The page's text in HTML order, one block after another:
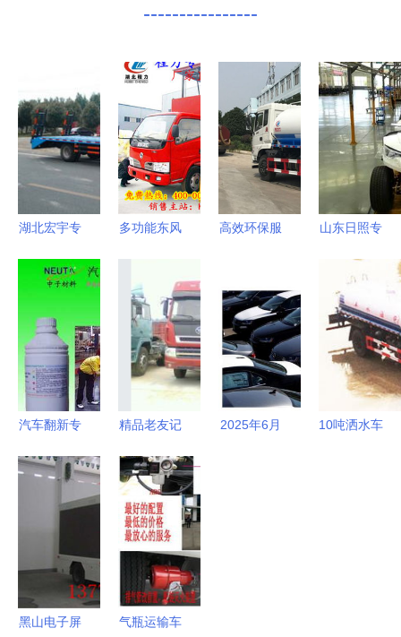
----------------
湖北宏宇专
其他类型专
与销售策略
解析
多功能东风
能、配置与
行情分析
高效环保服
东风特商吸
粪车
山东日照专
新科技赋
能，海外订
单纷至沓来
汽车翻新专
格、厂家推
荐及世界工
精品老友记
手新大威、
悍威、奥
龙、重汽豪
沃重卡选购
指南
2025年6月
10吨洒水车
黑山电子屏 气瓶运输车